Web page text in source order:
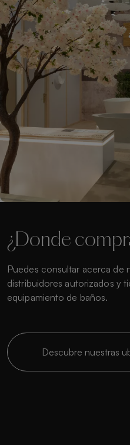
¿Donde
Puedes consultar acerca de
distribuidores autorizados y
equipamiento de baños.
Descubre nuestras